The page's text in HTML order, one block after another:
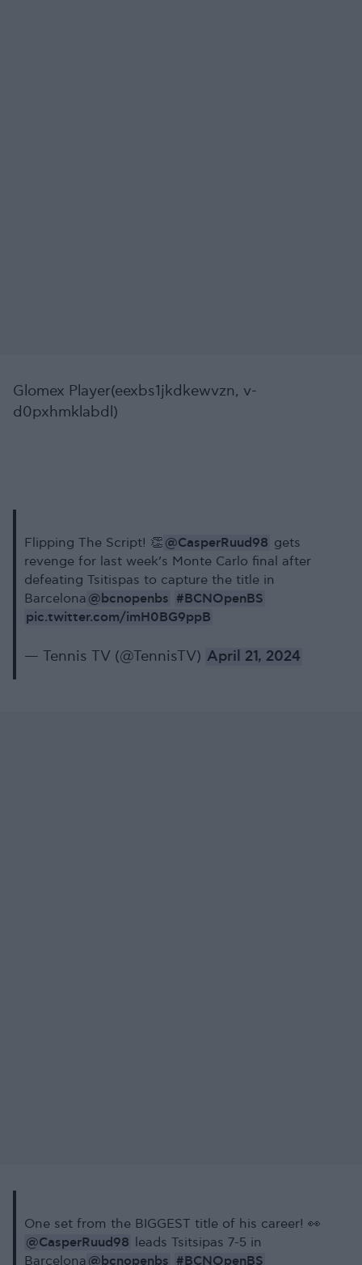
Glomex Player(eexbs1jkdkewvzn, v-
d0pxhmklabdl)
Flipping The Script! 👏 @CasperRuud98 gets
revenge for last week’s Monte Carlo final after
defeating Tsitispas to capture the title in
Barcelona @bcnopenbs #BCNOpenBS
pic.twitter.com/imH0BG9ppB
— Tennis TV (@TennisTV) April 21, 2024
One set from the BIGGEST title of his career! 👀
@CasperRuud98 leads Tsitsipas 7-5 in
Barcelona @bcnopenbs #BCNOpenBS